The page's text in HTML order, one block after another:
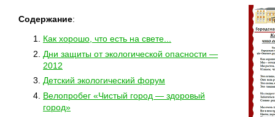
Содержание:
Как хорошо, что есть на свете...
Дни защиты от экологической опасности —
2012
Детский экологический форум
Велопробег «Чистый город — здоровый
город»